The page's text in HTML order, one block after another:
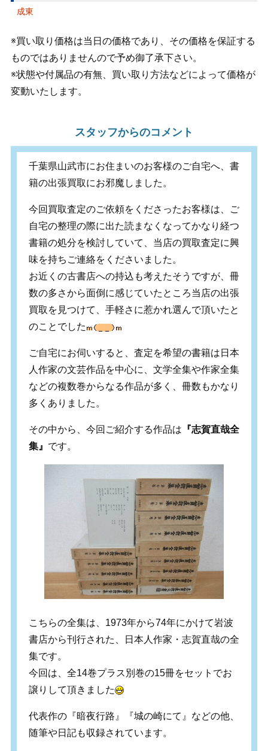
成東
※買い取り価格は当日の価格であり、その価格を保証する
ものではありませんので予め御了承下さい。
※状態や付属品の有無、買い取り方法などによって価格が
変動いたします。
スタッフからのコメント
千葉県山武市にお住まいのお客様のご自宅へ、書
籍の出張買取にお邪魔しました。
今回買取査定のご依頼をくださったお客様は、ご
自宅の整理の際に出た読まなくなってかなり経つ
書籍の処分を検討していて、当店の買取査定に興
味を持ちご連絡をくださいました。
お近くの古書店への持込も考えたそうですが、冊
数の多さから面倒に感じていたところ当店の出張
買取を見つけて、手軽さに惹かれ選んで頂いたと
のことでした
ご自宅にお伺いすると、査定を希望の書籍は日本
人作家の文芸作品を中心に、文学全集や作家全集
などの複数巻からなる作品が多く、冊数もかなり
多くありました。
その中から、今回ご紹介する作品は 『志賀直哉全
集』 です。
こちらの全集は、1973年から74年にかけて岩波
書店から刊行された、日本人作家・志賀直哉の全
集です。
今回は、全14巻プラス別巻の15冊をセットでお
譲りして頂きました
代表作の『暗夜行路』『城の崎にて』などの他、
随筆や日記も収録されています。